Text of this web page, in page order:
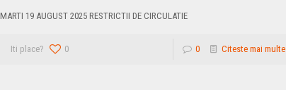
MARTI 19 AUGUST 2025 RESTRICTII DE CIRCULATIE
Iti place? 0 0 Citeste mai multe